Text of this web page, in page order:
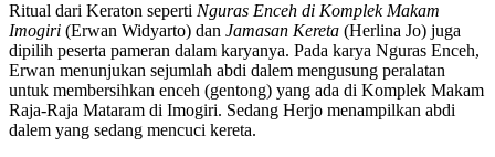
Ritual dari Keraton seperti Nguras Enceh di Komplek Makam
Imogiri (Erwan Widyarto) dan Jamasan Kereta (Herlina Jo) juga
dipilih peserta pameran dalam karyanya. Pada karya Nguras Enceh,
Erwan menunjukan sejumlah abdi dalem mengusung peralatan
untuk membersihkan enceh (gentong) yang ada di Komplek Makam
Raja-Raja Mataram di Imogiri. Sedang Herjo menampilkan abdi
dalem yang sedang mencuci kereta.